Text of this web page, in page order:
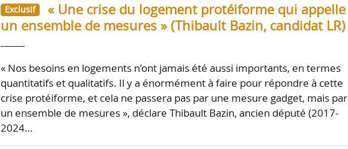
Exclusif
« Une crise du logement protéiforme qui appelle
un ensemble de mesures » (Thibault Bazin, candidat LR)
« Nos besoins en logements n’ont jamais été aussi importants, en termes
quantitatifs et qualitatifs. Il y a énormément à faire pour répondre à cette
crise protéiforme, et cela ne passera pas par une mesure gadget, mais par
un ensemble de mesures », déclare Thibault Bazin, ancien député (2017-
2024…